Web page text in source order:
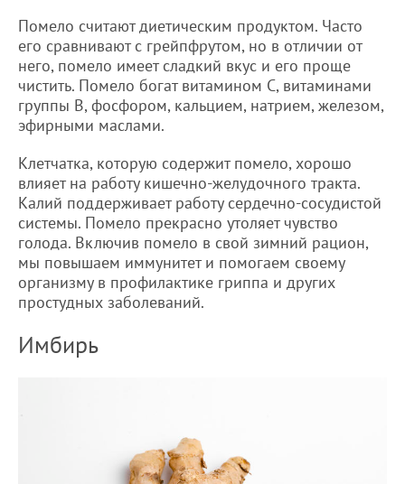
Помело считают диетическим продуктом. Часто
его сравнивают с грейпфрутом, но в отличии от
него, помело имеет сладкий вкус и его проще
чистить. Помело богат витамином С, витаминами
группы В, фосфором, кальцием, натрием, железом,
эфирными маслами.
Клетчатка, которую содержит помело, хорошо
влияет на работу кишечно-желудочного тракта.
Калий поддерживает работу сердечно-сосудистой
системы. Помело прекрасно утоляет чувство
голода. Включив помело в свой зимний рацион,
мы повышаем иммунитет и помогаем своему
организму в профилактике гриппа и других
простудных заболеваний.
Имбирь